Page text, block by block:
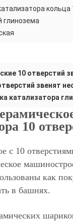
кольца
глинозема
10 отверстий
звенят
катализатора
10
с 10
как
в башнях.